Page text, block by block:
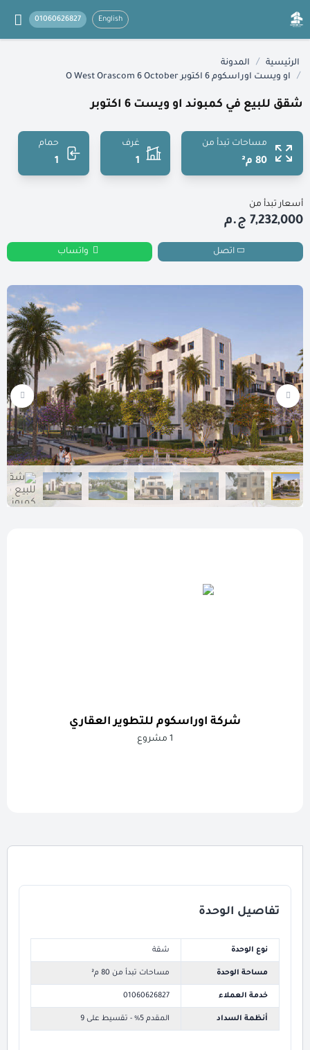
English
01060626827
الرئيسية / المدونة
/ او ويست اوراسكوم 6 اكتوبر O West Orascom 6 October
شقق للبيع في كمبوند او ويست 6 اكتوبر
مساحات تبدأ من
80 م²
غرف
1
حمام
1
أسعار تبدأ من
7,232,000 ج.م
اتصل واتساب
شركة اوراسكوم للتطوير العقاري
1 مشروع
تفاصيل الوحدة
نوع الوحدة شقة
مساحة الوحدة مساحات تبدأ من 80 م²
خدمة العملاء 01060626827
أنظمة السداد المقدم 5% - تقسيط على 9